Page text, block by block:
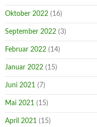
Oktober 2022 (16)
September 2022 (3)
Februar 2022 (14)
Januar 2022 (15)
Juni 2021 (7)
Mai 2021 (15)
April 2021 (15)